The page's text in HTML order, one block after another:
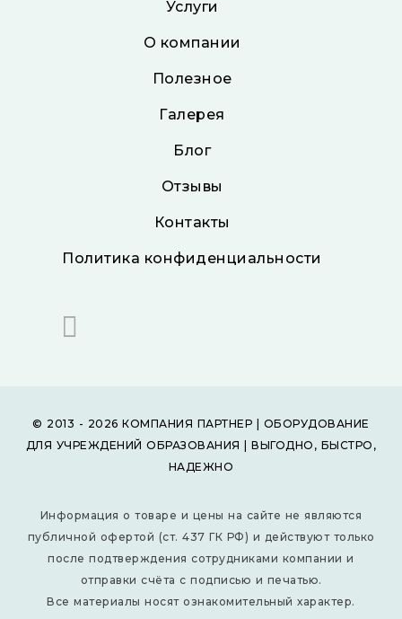
Услуги
О компании
Полезное
Галерея
Блог
Отзывы
Контакты
Политика конфиденциальности
© 2013 - 2026 КОМПАНИЯ ПАРТНЕР | ОБОРУДОВАНИЕ
ДЛЯ УЧРЕЖДЕНИЙ ОБРАЗОВАНИЯ | ВЫГОДНО, БЫСТРО,
НАДЕЖНО
Информация о товаре и цены на сайте не являются
публичной офертой (ст. 437 ГК РФ) и действуют только
после подтверждения сотрудниками компании и
отправки счёта с подписью и печатью.
Все материалы носят ознакомительный характер.